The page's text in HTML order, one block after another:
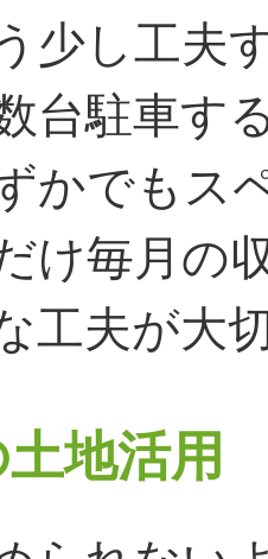
少し工夫
台駐車す
かでもス
け毎月の
工夫が大
地活用